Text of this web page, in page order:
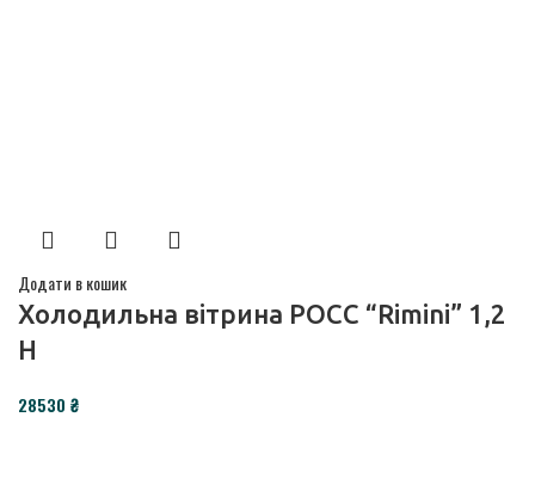
Додати в кошик
Холодильна вітрина РОСС “Rimini” 1,2
Н
₴